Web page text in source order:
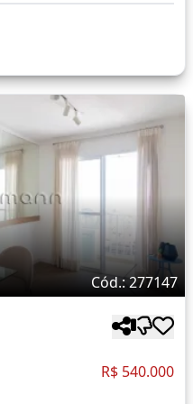
Cód.: 277147
R$ 540.000